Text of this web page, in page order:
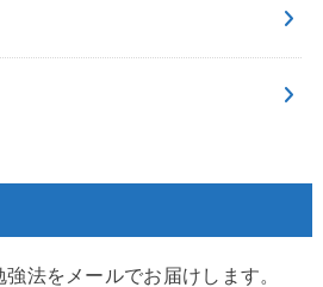
法をメールでお届けします。